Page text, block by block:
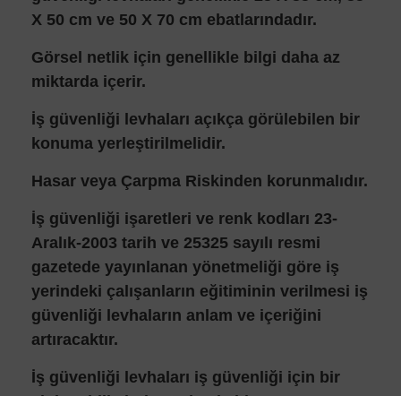
X 50 cm ve 50 X 70 cm ebatlarındadır.
Görsel netlik için genellikle bilgi daha az
miktarda içerir.
İş güvenliği levhaları açıkça görülebilen bir
konuma yerleştirilmelidir.
Hasar veya Çarpma Riskinden korunmalıdır.
İş güvenliği işaretleri ve renk kodları 23-
Aralık-2003 tarih ve 25325 sayılı resmi
gazetede yayınlanan yönetmeliği göre iş
yerindeki çalışanların eğitiminin verilmesi iş
güvenliği levhaların anlam ve içeriğini
artıracaktır.
İş güvenliği levhaları iş güvenliği için bir